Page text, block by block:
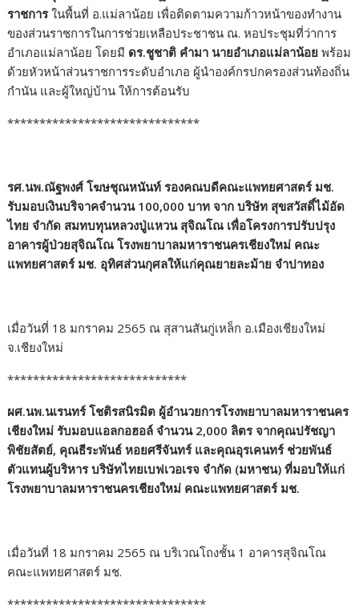
ราชการในพื้นที่ อ.แม่ลาน้อย เพื่อติดตามความก้าวหน้าของทำงาน
ของส่วนราชการในการช่วยเหลือประชาชน ณ. หอประชุมที่ว่าการ
อำเภอแม่ลาน้อย โดยมี ดร.ชูชาติ คำมา นายอำเภอแม่ลาน้อย พร้อม
ด้วยหัวหน้าส่วนราชการระดับอำเภอ ผู้นำองค์กรปกครองส่วนท้องถิ่น
กำนัน และผู้ใหญ่บ้าน ให้การต้อนรับ
******************************
รศ.นพ.ณัฐพงศ์ โฆษชุณหนันท์ รองคณบดีคณะแพทยศาสตร์ มช.
รับมอบเงินบริจาคจำนวน 100,000 บาท จาก บริษัท สุขสวัสดิ์ไม้อัด
ไทย จำกัด สมทบทุนหลวงปู่แหวน สุจิณโณ เพื่อโครงการปรับปรุง
อาคารผู้ป่วยสุจิณโณ โรงพยาบาลมหาราชนครเชียงใหม่ คณะ
แพทยศาสตร์ มช. อุทิศส่วนกุศลให้แก่คุณยายละม้าย จำปาทอง
เมื่อวันที่ 18 มกราคม 2565 ณ สุสานสันกู่เหล็ก อ.เมืองเชียงใหม่
จ.เชียงใหม่
****************************
ผศ.นพ.นเรนทร์ โชติรสนิรมิต ผู้อำนวยการโรงพยาบาลมหาราชนคร
เชียงใหม่ รับมอบแอลกอฮอล์ จำนวน 2,000 ลิตร จากคุณปรัชญา
พิชัยสัตย์, คุณธีระพันธ์ หอยศรีจันทร์ และคุณอุรเคนทร์ ช่วยพันธ์
ตัวแทนผู้บริหาร บริษัทไทยเบฟเวอเรจ จำกัด (มหาชน) ที่มอบให้แก่
โรงพยาบาลมหาราชนครเชียงใหม่ คณะแพทยศาสตร์ มช.
เมื่อวันที่ 18 มกราคม 2565 ณ บริเวณโถงชั้น 1 อาคารสุจิณโณ
คณะแพทยศาสตร์ มช.
*******************************